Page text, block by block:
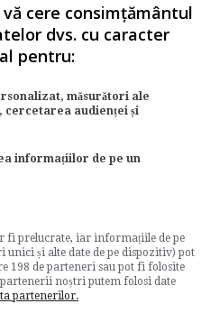
departe
cu mai multe
lucru. Este
tinerea
de casa?
dvs. cazul unei
cu mai multe
deschise pentru...
si fiscalitate
cere consimțământul
dvs. cu caracter
pentru:
măsurători ale
cercetarea audienței și
informațiilor de pe un
fi prelucrate, iar informațiile de pe
și alte date de pe dispozitiv) pot
198 de parteneri sau pot fi folosite
noștri putem folosi date
partenerilor.